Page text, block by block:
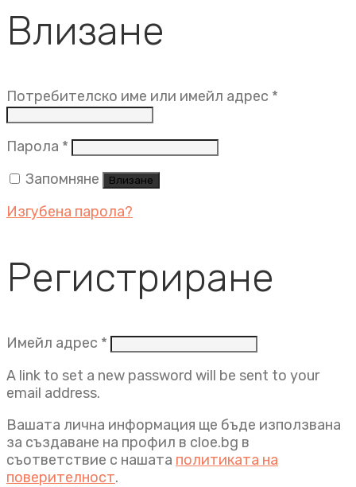
Влизане
Потребителско име или имейл адрес *
Парола * Задължително
Запомняне
Влизане
Изгубена парола?
Регистриране
Имейл адрес * Задължително
A link to set a new password will be sent to your
email address.
Вашата лична информация ще бъде използвана
за създаване на профил в cloe.bg в
съответствие с нашата политиката на
поверителност.